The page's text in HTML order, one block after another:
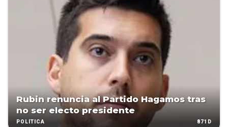
Rubin renuncia al Partido Hagamos tras
no ser electo presidente
POLÍTICA 871D